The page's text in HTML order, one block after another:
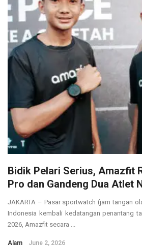
Bidik Pelari Serius, Amazfit
Pro dan Gandeng Dua Atlet
JAKARTA – Pasar sportwatch (jam tangan
Indonesia kembali kedatangan penantang
2026, Amazfit secara ...
Alam June 2, 2026